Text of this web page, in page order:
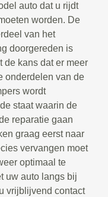
auto dat u rijdt
worden. De
van het
doorgereden is
de kans dat er meer
onderdelen van de
wordt
staat waarin de
reparatie gaan
graag eerst naar
vervangen moet
optimaal te
uw auto langs bij
vrijblijvend contact